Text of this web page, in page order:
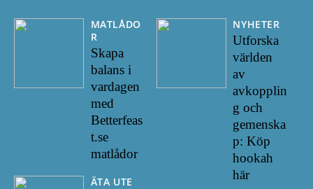
MATLÅDO
R
Skapa
balans i
vardagen
med
Betterfeas
t.se
matlådor
ÄTA UTE
NYHETER
Utforska
världen
av
avkopplin
g och
gemenska
p: Köp
hookah
här